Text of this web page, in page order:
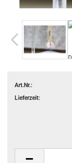
Art.Nr.:
Lieferzeit: